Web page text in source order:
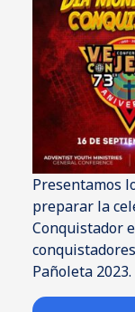
Presentamos
preparar la
Conquistador
Pañoleta 2023.